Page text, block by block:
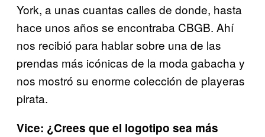
York, a unas cuantas calles de donde, hasta
hace unos años se encontraba CBGB. Ahí
nos recibió para hablar sobre una de las
prendas más icónicas de la moda gabacha y
nos mostró su enorme colección de playeras
pirata.
Vice: ¿Crees que el logotipo sea más